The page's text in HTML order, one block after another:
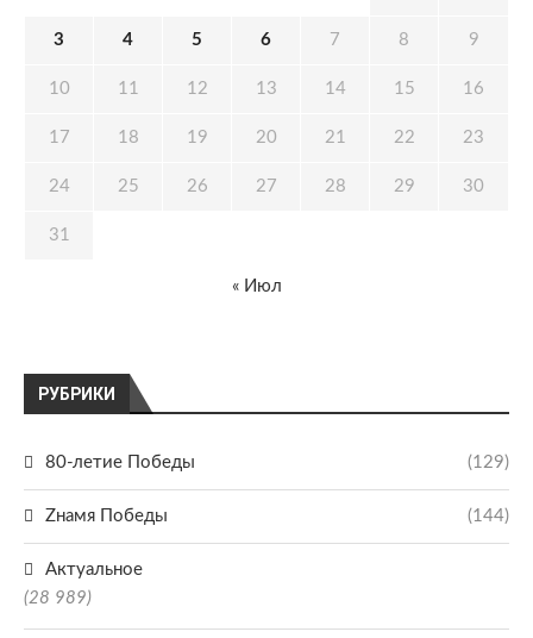
РУБРИКИ
80-летие Победы (129)
Zнамя Победы (144)
Актуальное
(28 989)
3 4 5 6 7 8 9
10 11 12 13 14 15 16
17 18 19 20 21 22 23
24 25 26 27 28 29 30
31
« Июл